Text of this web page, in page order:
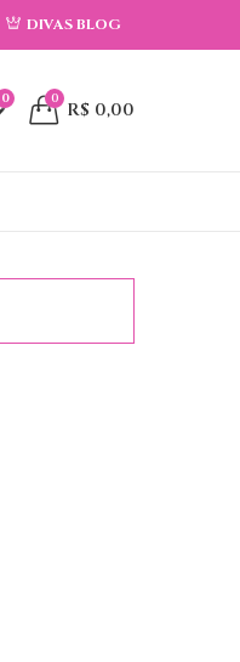
DIVAS BLOG
0 0 R$ 0,00